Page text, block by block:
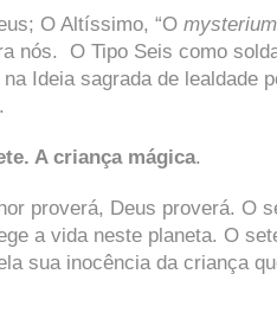
O Altíssimo, “O
nós. O Tipo Seis como
Ideia sagrada de lealdade
A criança mágica.
proverá, Deus proverá. O
a vida neste planeta. O
sua inocência da criança